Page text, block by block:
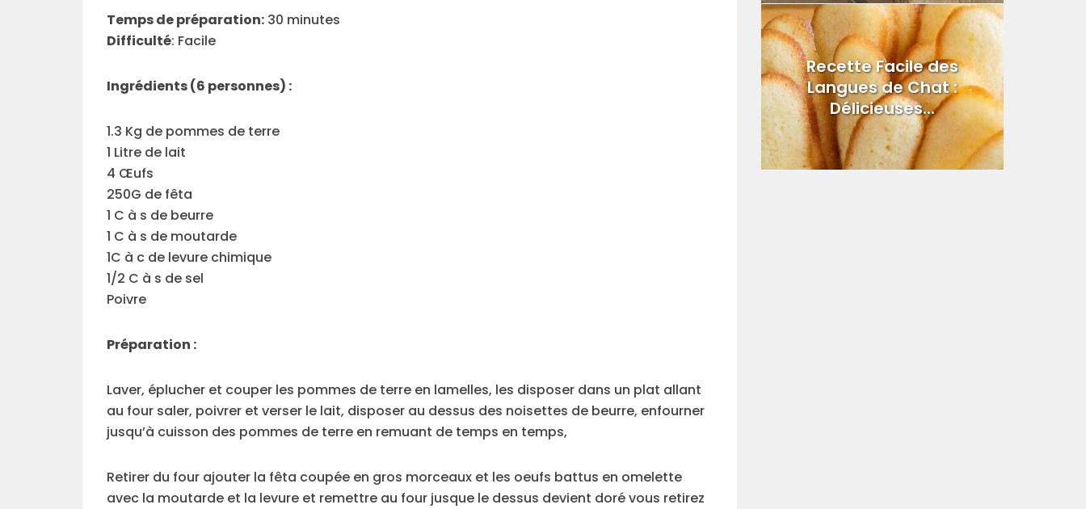
Temps de préparation: 30 minutes
Difficulté: Facile
Ingrédients (6 personnes) :
1.3 Kg de pommes de terre
1 Litre de lait
4 Œufs
250G de fêta
1 C à s de beurre
1 C à s de moutarde
1C à c de levure chimique
1/2 C à s de sel
Poivre
Préparation :
Laver, éplucher et couper les pommes de terre en lamelles, les disposer dans un plat allant
au four saler, poivrer et verser le lait, disposer au dessus des noisettes de beurre, enfourner
jusqu’à cuisson des pommes de terre en remuant de temps en temps,
Retirer du four ajouter la fêta coupée en gros morceaux et les oeufs battus en omelette
avec la moutarde et la levure et remettre au four jusque le dessus devient doré vous retirez
Recette Facile des
Langues de Chat :
Délicieuses...